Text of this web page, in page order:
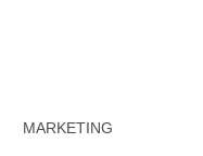
MARKETING